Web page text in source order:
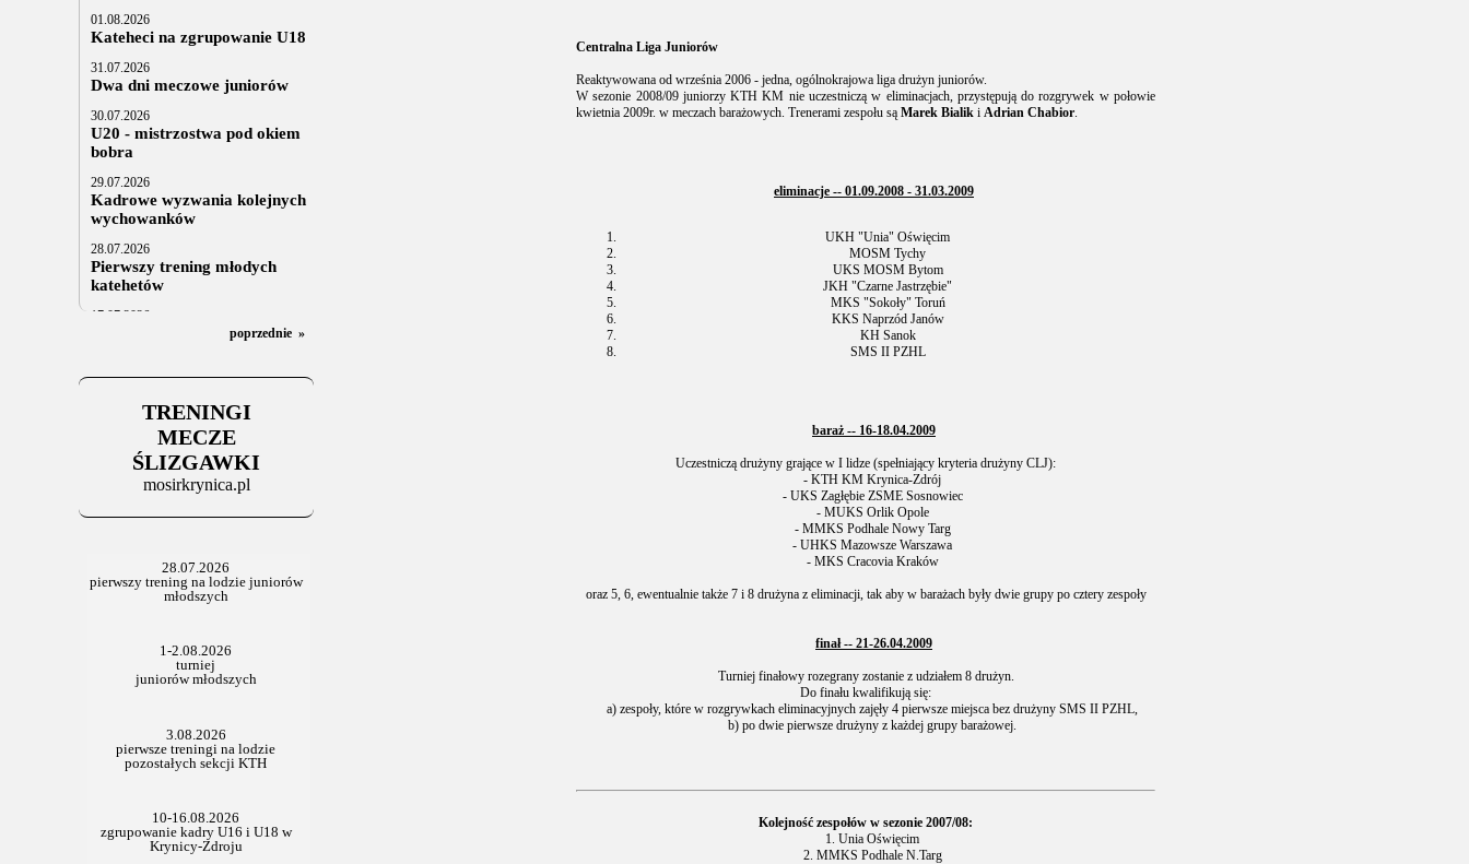
01.08.2026
Kateheci na zgrupowanie U18
31.07.2026
Dwa dni meczowe juniorów
30.07.2026
U20 - mistrzostwa pod okiem
bobra
29.07.2026
Kadrowe wyzwania kolejnych
wychowanków
28.07.2026
Pierwszy trening młodych
katehetów
17.07.2026
U20: z kraju i z zagranicy
Za trzy tygodnie na lód
06.07.2025
Stowarzyszenie po Walnym
poprzednie »
TRENINGI
MECZE
ŚLIZGAWKI
mosirkrynica.pl
Centralna Liga Juniorów
Reaktywowana od września 2006 - jedna, ogólnokrajowa liga drużyn juniorów.
W sezonie 2008/09 juniorzy KTH KM nie uczestniczą w eliminacjach, przystępują do rozgrywek w połowie
kwietnia 2009r. w meczach barażowych. Trenerami zespołu są Marek Bialik i Adrian Chabior.
eliminacje -- 01.09.2008 - 31.03.2009
UKH "Unia" Oświęcim
MOSM Tychy
UKS MOSM Bytom
JKH "Czarne Jastrzębie"
MKS "Sokoły" Toruń
KKS Naprzód Janów
KH Sanok
SMS II PZHL
baraż -- 16-18.04.2009
Uczestniczą drużyny grające w I lidze (spełniający kryteria drużyny CLJ):
- KTH KM Krynica-Zdrój
- UKS Zagłębie ZSME Sosnowiec
- MUKS Orlik Opole
- MMKS Podhale Nowy Targ
- UHKS Mazowsze Warszawa
- MKS Cracovia Kraków
oraz 5, 6, ewentualnie także 7 i 8 drużyna z eliminacji, tak aby w barażach były dwie grupy po cztery zespoły
finał -- 21-26.04.2009
Turniej finałowy rozegrany zostanie z udziałem 8 drużyn.
Do finału kwalifikują się:
a) zespoły, które w rozgrywkach eliminacyjnych zajęły 4 pierwsze miejsca bez drużyny SMS II PZHL,
b) po dwie pierwsze drużyny z każdej grupy barażowej.
Kolejność zespołów w sezonie 2007/08:
1. Unia Oświęcim
2. MMKS Podhale N.Targ